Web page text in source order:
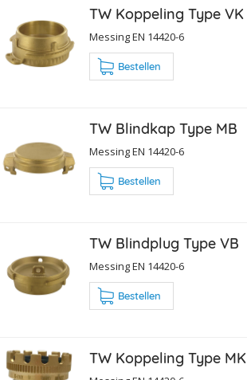
TW Koppeling Type VK
Messing EN 14420-6
Bestellen
TW Blindkap Type MB
Messing EN 14420-6
Bestellen
TW Blindplug Type VB
Messing EN 14420-6
Bestellen
TW Koppeling Type MK